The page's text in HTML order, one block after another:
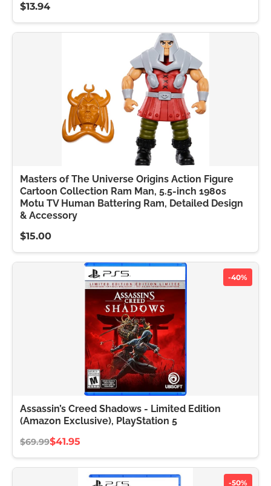
$13.94
Masters of The Universe Origins Action Figure
Cartoon Collection Ram Man, 5.5-inch 1980s
Motu TV Human Battering Ram, Detailed Design
& Accessory
$15.00
-40%
Assassin’s Creed Shadows - Limited Edition
(Amazon Exclusive), PlayStation 5
$69.99$41.95
-50%